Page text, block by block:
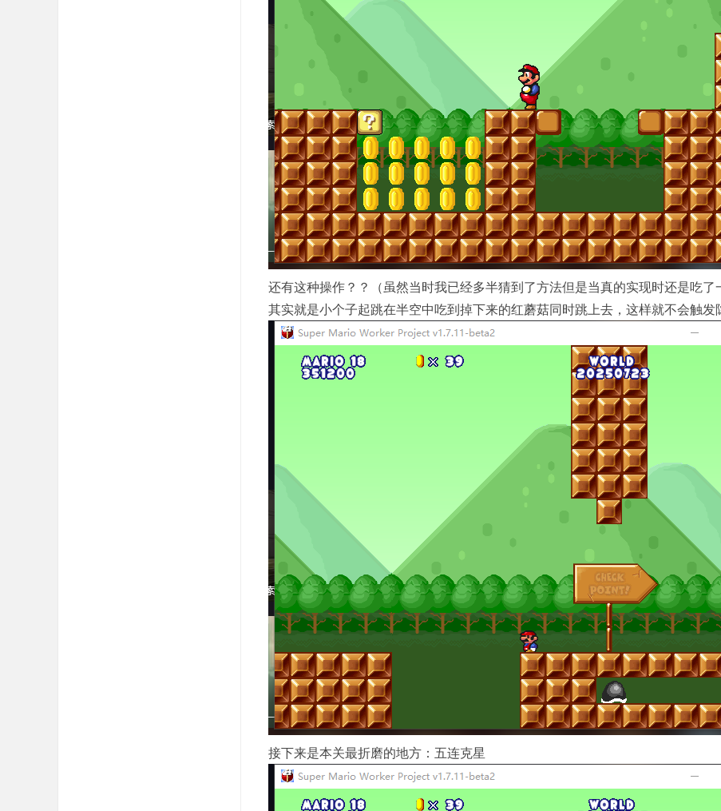
还有这种操作？？（虽然当时我已经多半猜到了方法但是当真的实现时还是吃了
其实就是小个子起跳在半空中吃到掉下来的红蘑菇同时跳上去，这样就不会触发
接下来是本关最折磨的地方：五连克星